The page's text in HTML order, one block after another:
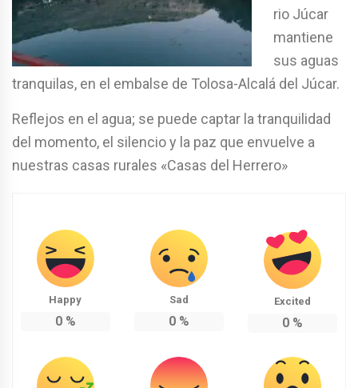
rio Júcar
mantiene
sus aguas
tranquilas, en el embalse de Tolosa-Alcalá del Júcar.
Reflejos en el agua; se puede captar la tranquilidad
del momento, el silencio y la paz que envuelve a
nuestras casas rurales «Casas del Herrero»
Happy
0%
Sad
0%
Excited
0%